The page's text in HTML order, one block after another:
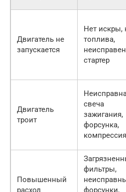
Двигатель не
запускается
Нет искры,
топлива,
неисправен
стартер
Двигатель
троит
свеча
зажигания,
форсунка,
компрессия
Повышенный
расход
фильтры,
форсунки,